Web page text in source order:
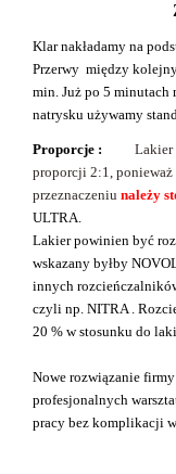
Klar nakładamy na
Przerwy między
min. Już po 5 minutach
natrysku używamy
Proporcje :
Lakier
proporcji 2:1,
przeznaczeniu należy
ULTRA.
Lakier powinien być
wskazany byłby
innych
czyli np. NITRA .
20 % w stosunku do
Nowe rozwiązanie
profesjonalnych
pracy bez komplikacji